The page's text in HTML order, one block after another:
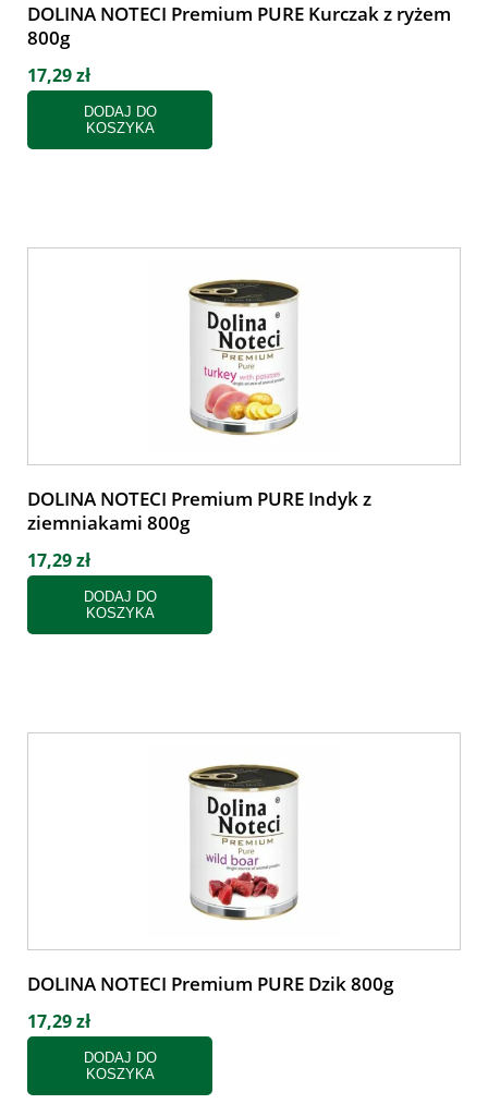
DOLINA NOTECI Premium PURE Kurczak z ryżem
800g
17,29 zł
DODAJ DO
KOSZYKA
DOLINA NOTECI Premium PURE Indyk z
ziemniakami 800g
17,29 zł
DODAJ DO
KOSZYKA
DOLINA NOTECI Premium PURE Dzik 800g
17,29 zł
DODAJ DO
KOSZYKA